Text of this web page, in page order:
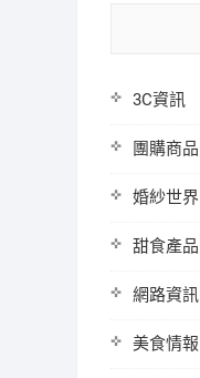
3C資訊
團購商品
婚紗世界
甜食產品
網路資訊
美食情報